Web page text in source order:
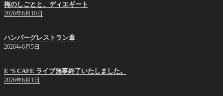
梅のしごとと、ディエギート
2026年6月10日
ハンバーグレストラン葦
2026年6月5日
E ‘S CAFE ライブ無事終了いたしました。
2026年6月1日